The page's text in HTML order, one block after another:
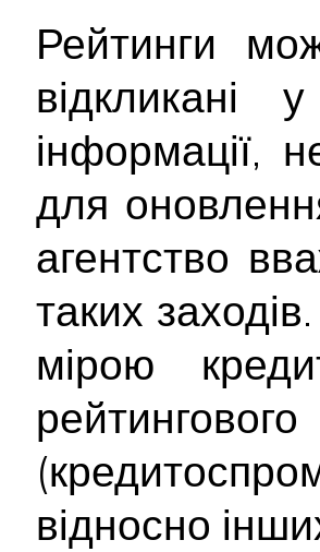
Рейтинги
відкликані
інформації,
для
агентство
таких
мірою
відносно